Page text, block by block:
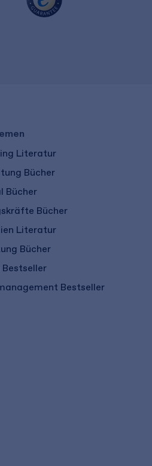
Literatur
Bücher
Bücher
Bücher
Literatur
Bücher
Bestseller
Bestseller